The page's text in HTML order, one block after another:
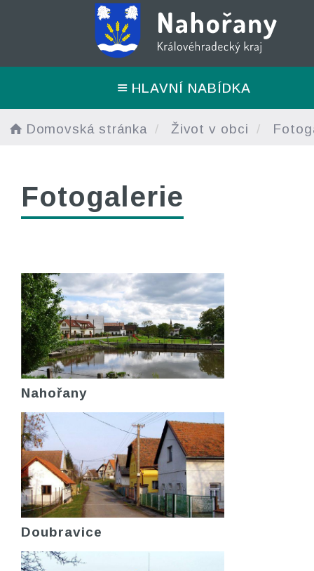
HLAVNÍ NABÍDKA
Domovská stránka Život v obci
Fotogalerie
Nahořany
Doubravice